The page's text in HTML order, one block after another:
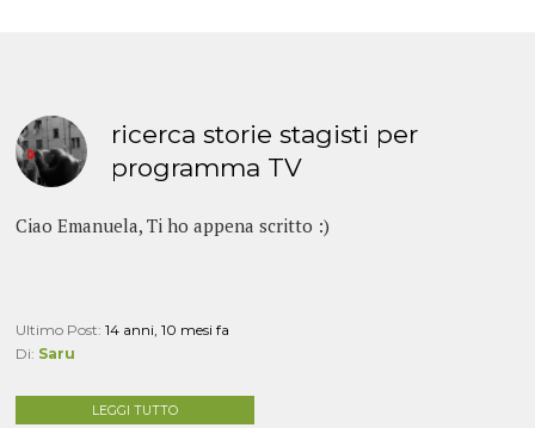
ricerca storie stagisti per
programma TV
Ciao Emanuela, Ti ho appena scritto :)
Ultimo Post:14 anni, 10 mesi fa
Di: Saru
LEGGI TUTTO